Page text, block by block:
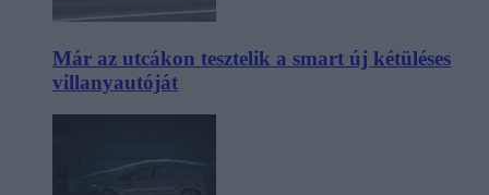
Már az utcákon tesztelik a smart új kétüléses
villanyautóját